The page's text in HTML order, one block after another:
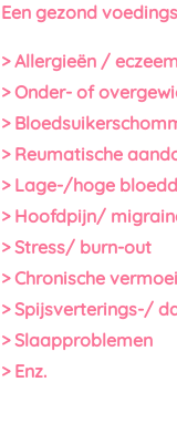
Een gezond
> Allergieën / eczeem
> Onder- of
>
> Reumatische
> Lage-/hoge
> Hoofdpijn/
> Stress/ burn-out
> Chronische
> Spijsverterings-/
> Slaapproblemen
> Enz.